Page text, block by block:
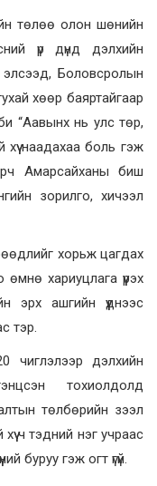
төлөө олон шөнийн
үр дүнд дэлхийн
Боловсролын
хөөр баяртайгаар
“Аавынх нь улс төр,
наадахаа боль гэж
Амарсайханы биш
зорилго, хичээл
хорьж цагдах
хариуцлага үүрэх
эрх ашгийн үүднээс
тэр.
чиглэлээр дэлхийн
тохиолдолд
төлбөрийн зээл
ч тэдний нэг учраас
буруу гэж огт үгүй.